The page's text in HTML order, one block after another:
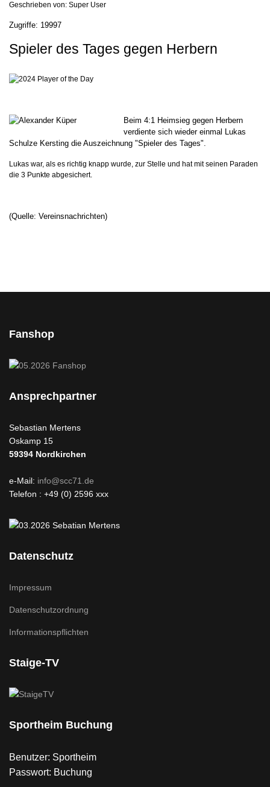
Geschrieben von: Super User
Zugriffe: 19997
Spieler des Tages gegen Herbern
Beim 4:1 Heimsieg gegen Herbern
verdiente sich wieder einmal Lukas
Schulze Kersting die Auszeichnung "Spieler des Tages".
Lukas war, als es richtig knapp wurde, zur Stelle und hat mit seinen Paraden
die 3 Punkte abgesichert.
(Quelle: Vereinsnachrichten)
Fanshop
Ansprechpartner
Sebastian Mertens
Oskamp 15
59394 Nordkirchen
e-Mail: info@scc71.de
Telefon : +49 (0) 2596 xxx
Datenschutz
Impressum
Datenschutzordnung
Informationspflichten
Staige-TV
Sportheim Buchung
Benutzer: Sportheim
Passwort: Buchung